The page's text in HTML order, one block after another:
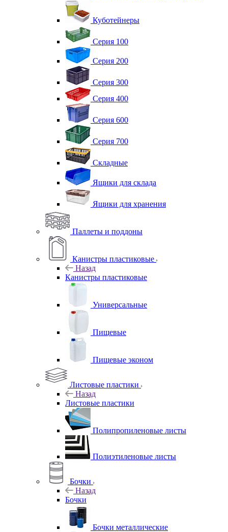
Куботейнеры
Серия 100
Серия 200
Серия 300
Серия 400
Серия 600
Серия 700
Складные
Ящики для склада
Ящики для хранения
Паллеты и поддоны
Канистры пластиковые
Назад
Канистры пластиковые
Универсальные
Пищевые
Пищевые эконом
Листовые пластики
Назад
Листовые пластики
Полипропиленовые листы
Полиэтиленовые листы
Бочки
Назад
Бочки
Бочки металлические